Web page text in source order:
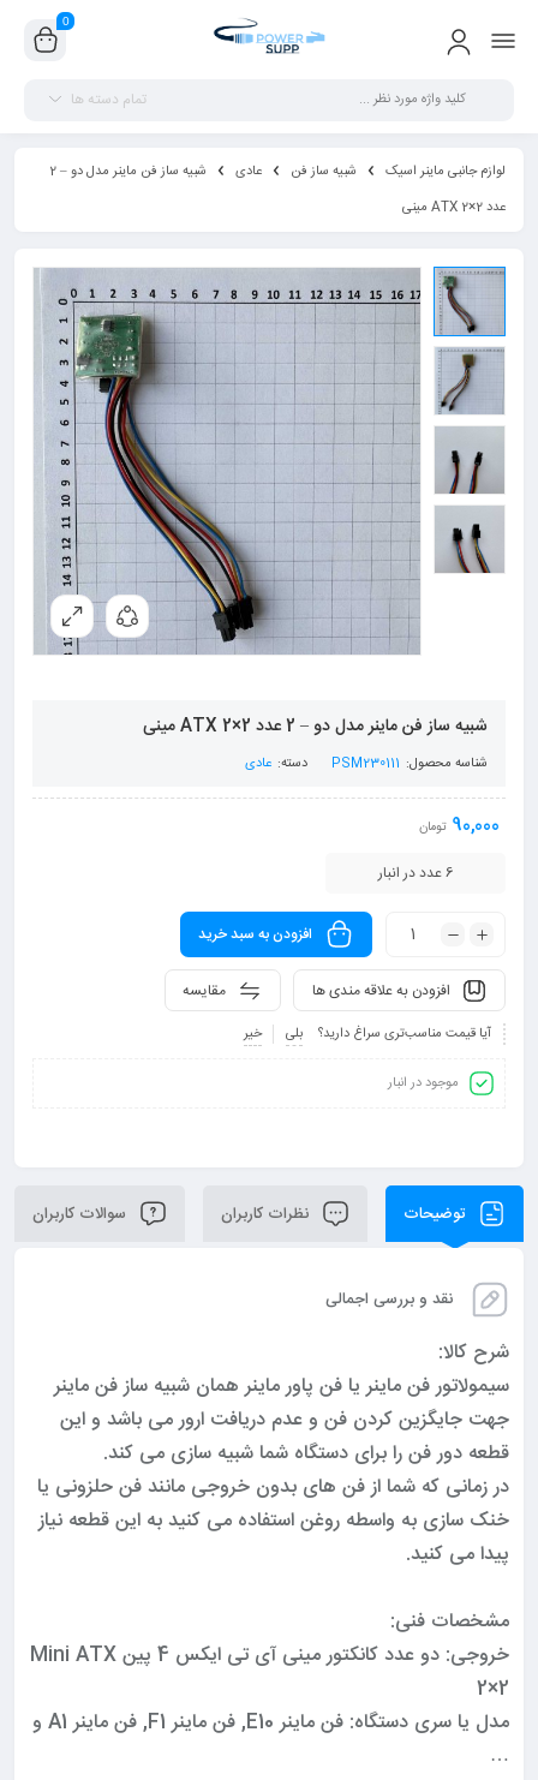
0
تمام دسته ها
لوازم جانبی ماینر اسیک شبیه ساز فن عادی
شبیه ساز فن ماینر مدل دو – 2
عدد ATX 2×2 مینی
شبیه ساز فن ماینر مدل دو – 2 عدد ATX 2×2 مینی
شناسه محصول: PSM230111 دسته: عادی
90,000 تومان
6 عدد در انبار
افزودن به سبد خرید
مقایسه افزودن به علاقه مندی ها
آیا قیمت مناسب‌تری سراغ دارید؟ بلی خیر
موجود در انبار
توضیحات نظرات کاربران سوالات کاربران
نقد و بررسی اجمالی
شرح کالا:
سیمولاتور فن ماینر یا فن پاور ماینر همان شبیه ساز فن ماینر
جهت جایگزین کردن فن و عدم دریافت ارور می باشد و این
قطعه دور فن را برای دستگاه شما شبیه سازی می کند.
در زمانی که شما از فن های بدون خروجی مانند فن حلزونی یا
خنک سازی به واسطه روغن استفاده می کنید به این قطعه نیاز
پیدا می کنید.
مشخصات فنی:
خروجی: دو عدد کانکتور مینی آی تی ایکس 4 پین Mini ATX
2×2
مدل یا سری دستگاه: فن ماینر E10, فن ماینر F1, فن ماینر A1 و
…